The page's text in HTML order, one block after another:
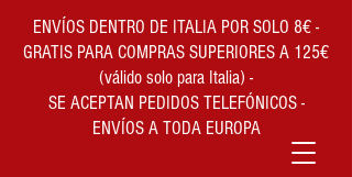
ENVÍOS DENTRO DE ITALIA POR SOLO 8€ -
GRATIS PARA COMPRAS SUPERIORES A 125€
(válido solo para Italia) -
SE ACEPTAN PEDIDOS TELEFÓNICOS -
ENVÍOS A TODA EUROPA